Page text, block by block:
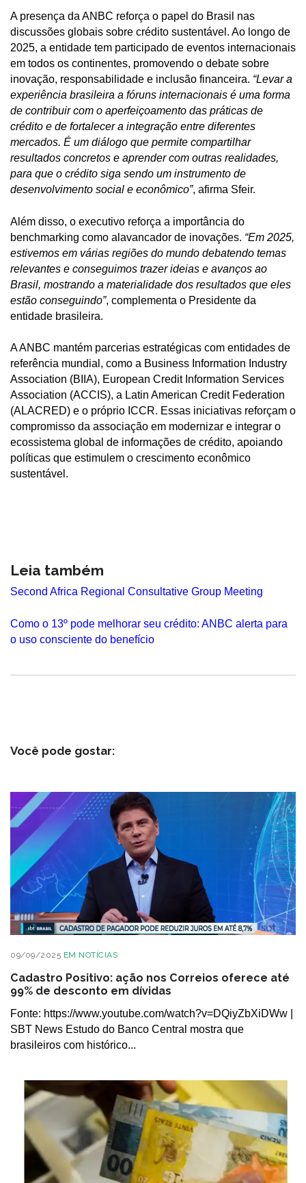
A presença da ANBC reforça o papel do Brasil nas
discussões globais sobre crédito sustentável. Ao longo de
2025, a entidade tem participado de eventos internacionais
em todos os continentes, promovendo o debate sobre
inovação, responsabilidade e inclusão financeira. “Levar a
experiência brasileira a fóruns internacionais é uma forma
de contribuir com o aperfeiçoamento das práticas de
crédito e de fortalecer a integração entre diferentes
mercados. É um diálogo que permite compartilhar
resultados concretos e aprender com outras realidades,
para que o crédito siga sendo um instrumento de
desenvolvimento social e econômico”, afirma Sfeir.
Além disso, o executivo reforça a importância do
benchmarking como alavancador de inovações. “Em 2025,
estivemos em várias regiões do mundo debatendo temas
relevantes e conseguimos trazer ideias e avanços ao
Brasil, mostrando a materialidade dos resultados que eles
estão conseguindo”, complementa o Presidente da
entidade brasileira.
A ANBC mantém parcerias estratégicas com entidades de
referência mundial, como a Business Information Industry
Association (BIIA), European Credit Information Services
Association (ACCIS), a Latin American Credit Federation
(ALACRED) e o próprio ICCR. Essas iniciativas reforçam o
compromisso da associação em modernizar e integrar o
ecossistema global de informações de crédito, apoiando
políticas que estimulem o crescimento econômico
sustentável.
Leia também
Second Africa Regional Consultative Group Meeting
Como o 13º pode melhorar seu crédito: ANBC alerta para
o uso consciente do benefício
Você pode gostar:
09/09/2025 EM NOTÍCIAS
Cadastro Positivo: ação nos Correios oferece até
99% de desconto em dívidas
Fonte: https://www.youtube.com/watch?v=DQiyZbXiDWw |
SBT News Estudo do Banco Central mostra que
brasileiros com histórico...